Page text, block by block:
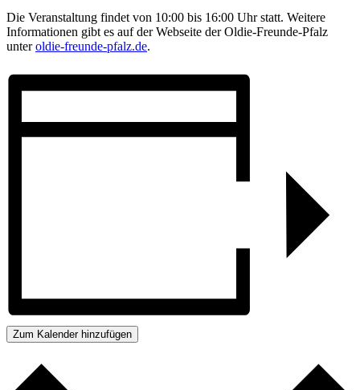
Die Veranstaltung findet von 10:00 bis 16:00 Uhr statt. Weitere
Informationen gibt es auf der Webseite der Oldie-Freunde-Pfalz
unteroldie-freunde-pfalz.de.
Zum Kalender hinzufügen